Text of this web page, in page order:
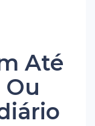
Até
Ou